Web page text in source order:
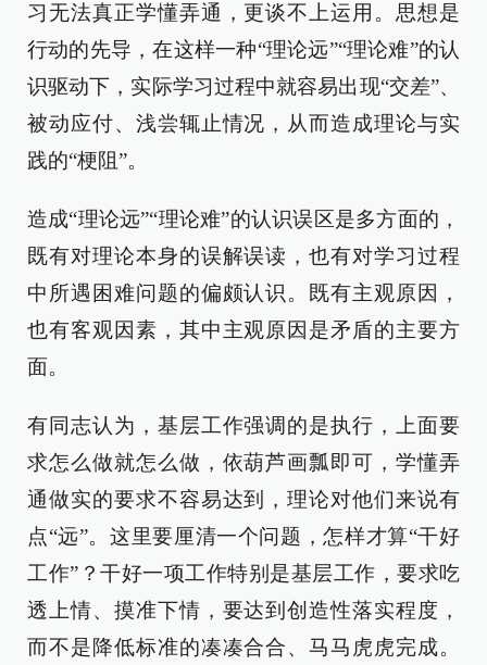
习无法真正学懂弄通，更谈不上运用。思想是
行动的先导，在这样一种“理论远”“理论难”的认
识驱动下，实际学习过程中就容易出现“交差”、
被动应付、浅尝辄止情况，从而造成理论与实
践的“梗阻”。
造成“理论远”“理论难”的认识误区是多方面的，
既有对理论本身的误解误读，也有对学习过程
中所遇困难问题的偏颇认识。既有主观原因，
也有客观因素，其中主观原因是矛盾的主要方
面。
有同志认为，基层工作强调的是执行，上面要
求怎么做就怎么做，依葫芦画瓢即可，学懂弄
通做实的要求不容易达到，理论对他们来说有
点“远”。这里要厘清一个问题，怎样才算“干好
工作”？干好一项工作特别是基层工作，要求吃
透上情、摸准下情，要达到创造性落实程度，
而不是降低标准的凑凑合合、马马虎虎完成。